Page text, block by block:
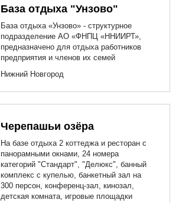
База отдыха "Унзово"
База отдыха «Унзово» - структурное
подразделение АО «ФНПЦ «ННИИРТ»,
предназначено для отдыха работников
предприятия и членов их семей
Нижний Новгород
Черепашьи озёра
На базе отдыха 2 коттеджа и ресторан с
панорамными окнами, 24 номера
категорий "Стандарт", "Делюкс", банный
комплекс с купелью, банкетный зал на
300 персон, конференц-зал, кинозал,
детская комната, игровые площадки